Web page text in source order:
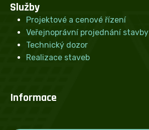
Služby
Projektové a cenové řízení
Veřejnoprávní projednání stavby
Technický dozor
Realizace staveb
Informace